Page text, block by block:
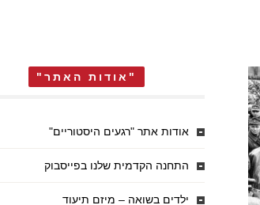
"אודות האתר"
אודות אתר "רגעים היסטוריים"
התחנה הקדמית שלנו בפייסבוק
ילדים בשואה – מיזם תיעוד